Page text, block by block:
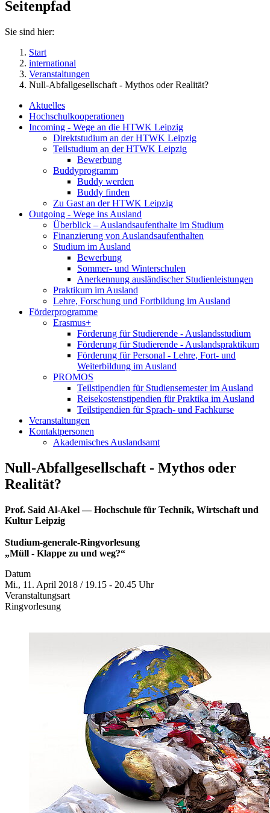
Seitenpfad
Sie sind hier:
Start
international
Veranstaltungen
Null-Abfallgesellschaft - Mythos oder Realität?
Aktuelles
Hochschulkooperationen
Incoming - Wege an die HTWK Leipzig
Direktstudium an der HTWK Leipzig
Teilstudium an der HTWK Leipzig
Bewerbung
Buddyprogramm
Buddy werden
Buddy finden
Zu Gast an der HTWK Leipzig
Outgoing - Wege ins Ausland
Überblick – Auslandsaufenthalte im Studium
Finanzierung von Auslandsaufenthalten
Studium im Ausland
Bewerbung
Sommer- und Winterschulen
Anerkennung ausländischer Studienleistungen
Praktikum im Ausland
Lehre, Forschung und Fortbildung im Ausland
Förderprogramme
Erasmus+
Förderung für Studierende - Auslandsstudium
Förderung für Studierende - Auslandspraktikum
Förderung für Personal - Lehre, Fort- und
Weiterbildung im Ausland
PROMOS
Teilstipendien für Studiensemester im Ausland
Reisekostenstipendien für Praktika im Ausland
Teilstipendien für Sprach- und Fachkurse
Veranstaltungen
Kontaktpersonen
Akademisches Auslandsamt
Null-Abfallgesellschaft - Mythos oder
Realität?
Prof. Said Al-Akel — Hochschule für Technik, Wirtschaft und
Kultur Leipzig
Studium-generale-Ringvorlesung
„Müll - Klappe zu und weg?“
Datum
Mi., 11. April 2018 / 19.15 - 20.45 Uhr
Veranstaltungsart
Ringvorlesung